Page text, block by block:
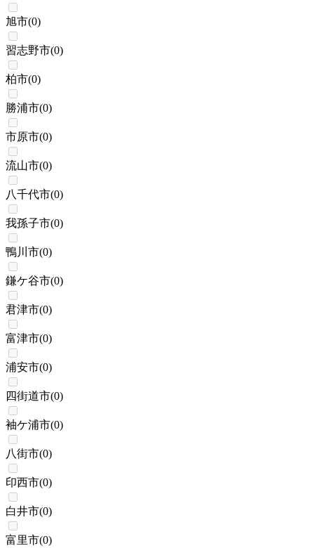
旭市(0)
習志野市(0)
柏市(0)
勝浦市(0)
市原市(0)
流山市(0)
八千代市(0)
我孫子市(0)
鴨川市(0)
鎌ケ谷市(0)
君津市(0)
富津市(0)
浦安市(0)
四街道市(0)
袖ケ浦市(0)
八街市(0)
印西市(0)
白井市(0)
富里市(0)